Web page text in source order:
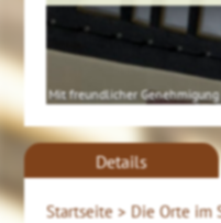
Mit freundlicher
Startseite > Die Orte im
Details